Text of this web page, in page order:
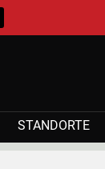
STANDORTE